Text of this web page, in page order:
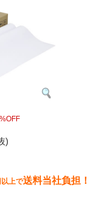
%OFF
)
以上で送料当社負担！